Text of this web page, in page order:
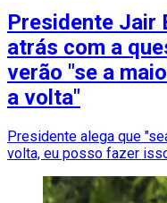
Presidente Jair
atrás com a
verão "se a
a volta"
Presidente alega que
volta, eu posso fazer